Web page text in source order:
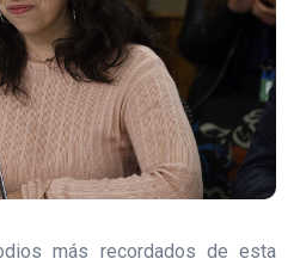
más recordados de esta